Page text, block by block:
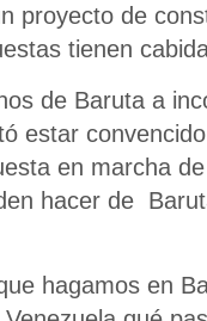
proyecto de
tienen
de Baruta a
estar
en marcha
hacer de
hagamos en